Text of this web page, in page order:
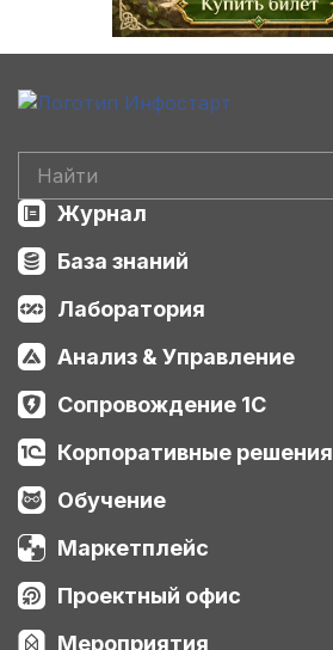
Журнал
База знаний
Лаборатория
Анализ & Управление
Сопровождение 1С
Корпоративные решения
Обучение
Маркетплейс
Проектный офис
Мероприятия